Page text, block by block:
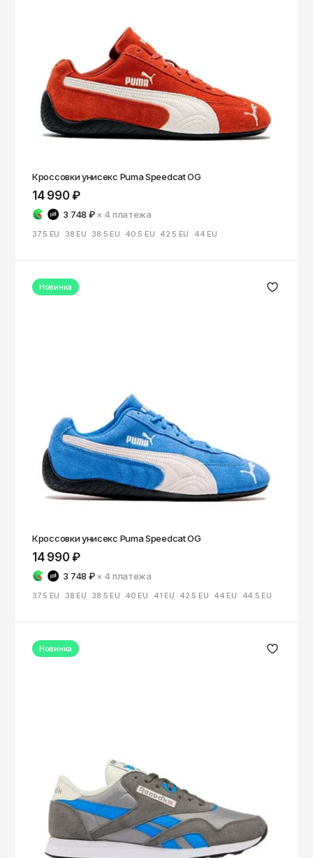
Кроссовки унисекс Puma Speedcat OG
14 990 ₽
3 748 ₽ × 4платежа
37.5 EU 38 EU 38.5 EU 40.5 EU 42.5 EU 44 EU
Новинка
Кроссовки унисекс Puma Speedcat OG
14 990 ₽
3 748 ₽ × 4платежа
37.5 EU 38 EU 38.5 EU 40 EU 41 EU 42.5 EU 44 EU 44.5 EU
Новинка
Южно-Сахалинск
Якутск
Ярославль